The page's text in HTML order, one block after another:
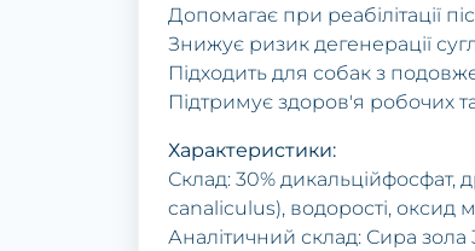
Допомагає при реабілітації
Знижує ризик дегенерації
Підходить для собак з
Підтримує здоров'я робочих
Характеристики:
Склад: 30% дикальційфосфат,
canaliculus), водорості, оксид
Аналітичний склад: Сира зола